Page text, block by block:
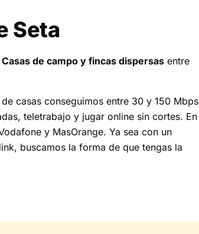
Seta
Casas de campo y fincas dispersas entre
casas conseguimos entre 30 y 150 Mbps
teletrabajo y jugar online sin cortes. En
y MasOrange. Ya sea con un
buscamos la forma de que tengas la